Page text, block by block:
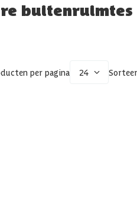
buitenruimtes
per pagina 24